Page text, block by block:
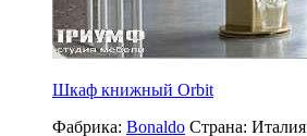
Шкаф книжный Orbit
Фабрика: Bonaldo Страна: Италия